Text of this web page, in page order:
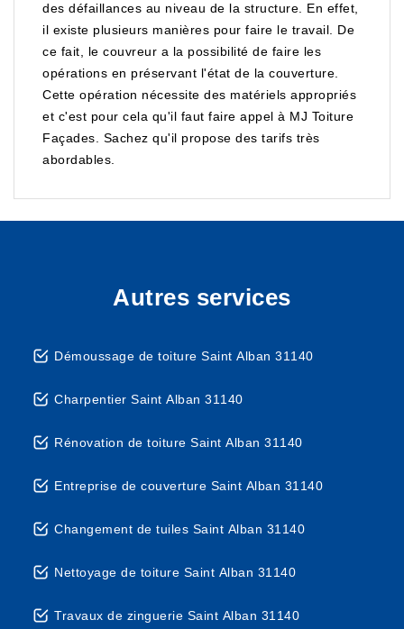
des défaillances au niveau de la structure. En effet,
il existe plusieurs manières pour faire le travail. De
ce fait, le couvreur a la possibilité de faire les
opérations en préservant l'état de la couverture.
Cette opération nécessite des matériels appropriés
et c'est pour cela qu'il faut faire appel à MJ Toiture
Façades. Sachez qu'il propose des tarifs très
abordables.
Autres services
Démoussage de toiture Saint Alban 31140
Charpentier Saint Alban 31140
Rénovation de toiture Saint Alban 31140
Entreprise de couverture Saint Alban 31140
Changement de tuiles Saint Alban 31140
Nettoyage de toiture Saint Alban 31140
Travaux de zinguerie Saint Alban 31140